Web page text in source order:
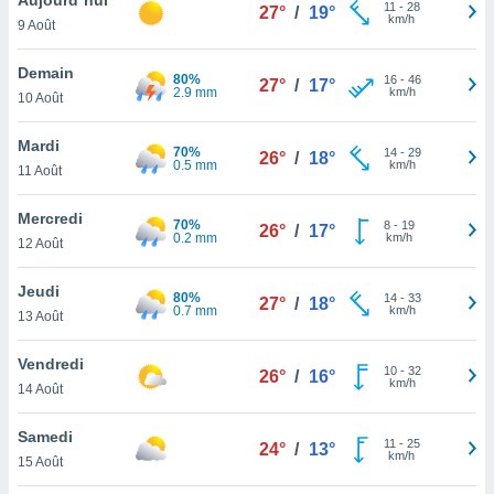
et
»,
au
vous
qu'ils
ou
le
ainsi
un
la
du
9 Août
27° / 19° 11 - 28
km/h
Demain
10 Août
80%
2.9 mm
27° / 17° 16- 46
km/h
Mardi
11 Août
70%
0.5 mm
26° / 18° 14- 29
km/h
Mercredi
12 Août
70%
0.2 mm
26° / 17° 8- 19
km/h
Jeudi
13 Août
80%
0.7 mm
27° / 18° 14- 33
km/h
Vendredi
14 Août
26° / 16° 10- 32
km/h
Samedi
15 Août
24° / 13° 11 - 25
km/h